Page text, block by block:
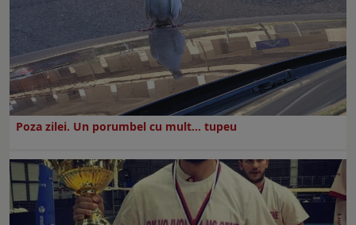
Poza zilei. Un porumbel cu mult… tupeu